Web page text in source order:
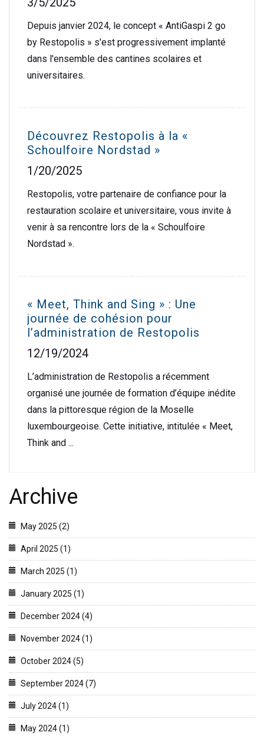
Depuis janvier 2024, le concept « AntiGaspi 2 go
by Restopolis » s'est progressivement implanté
dans l'ensemble des cantines scolaires et
universitaires.
Découvrez Restopolis à la «
Schoulfoire Nordstad »
1/20/2025
Restopolis, votre partenaire de confiance pour la
restauration scolaire et universitaire, vous invite à
venir à sa rencontre lors de la « Schoulfoire
Nordstad ».
« Meet, Think and Sing » : Une
journée de cohésion pour
l’administration de Restopolis
12/19/2024
L’administration de Restopolis a récemment
organisé une journée de formation d’équipe inédite
dans la pittoresque région de la Moselle
luxembourgeoise. Cette initiative, intitulée « Meet,
Think and ...
Archive
May 2025 (2)
April 2025 (1)
March 2025 (1)
January 2025 (1)
December 2024 (4)
November 2024 (1)
October 2024 (5)
September 2024 (7)
July 2024 (1)
May 2024 (1)